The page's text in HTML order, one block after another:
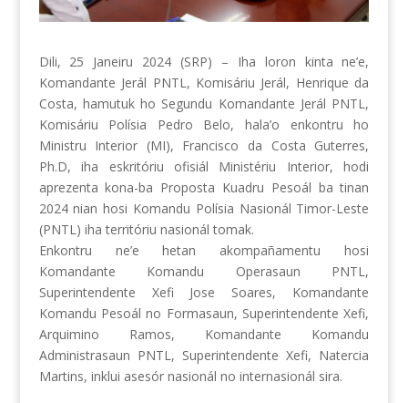
Dili, 25 Janeiru 2024 (SRP) – Iha loron kinta ne’e,
Komandante Jerál PNTL, Komisáriu Jerál, Henrique da
Costa, hamutuk ho Segundu Komandante Jerál PNTL,
Komisáriu Polísia Pedro Belo, hala’o enkontru ho
Ministru Interior (MI), Francisco da Costa Guterres,
Ph.D, iha eskritóriu ofisiál Ministériu Interior, hodi
aprezenta kona-ba Proposta Kuadru Pesoál ba tinan
2024 nian hosi Komandu Polísia Nasionál Timor-Leste
(PNTL) iha territóriu nasionál tomak.
Enkontru ne’e hetan akompañamentu hosi
Komandante Komandu Operasaun PNTL,
Superintendente Xefi Jose Soares, Komandante
Komandu Pesoál no Formasaun, Superintendente Xefi,
Arquimino Ramos, Komandante Komandu
Administrasaun PNTL, Superintendente Xefi, Natercia
Martins, inklui asesór nasionál no internasionál sira.